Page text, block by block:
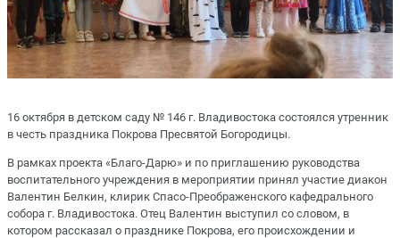
16 октября в детском саду № 146 г. Владивостока состоялся утренник
в честь праздника Покрова Пресвятой Богородицы.
В рамках проекта «Благо-Дарю» и по приглашению руководства
воспитательного учреждения в мероприятии принял участие диакон
Валентин Белкин, клирик Спасо-Преображенского кафедрального
собора г. Владивостока. Отец Валентин выступил со словом, в
котором рассказал о празднике Покрова, его происхождении и